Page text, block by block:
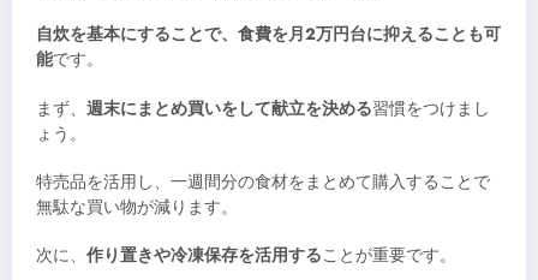
自炊を基本にすることで、食費を月2万円台に抑えることも可
能です。
まず、 週末にまとめ買いをして献立を決める習慣をつけまし
ょう。
特売品を活用し、一週間分の食材をまとめて購入することで
無駄な買い物が減ります。
次に、 作り置きや冷凍保存を活用することが重要です。